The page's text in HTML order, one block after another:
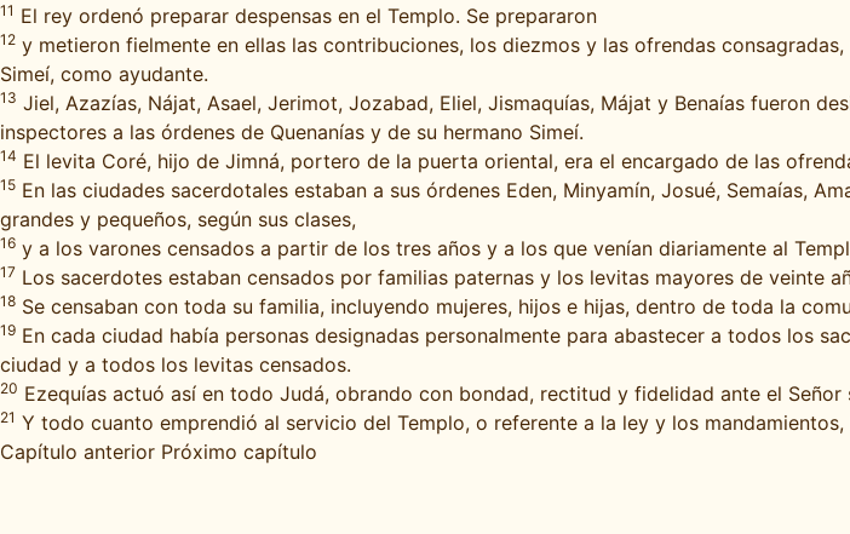
11 El rey ordenó preparar despensas en el Templo. Se prepararon
12 y metieron fielmente en ellas las contribuciones, los diezmos y las ofrendas
Simeí, como ayudante.
13 Jiel, Azazías, Nájat, Asael, Jerimot, Jozabad, Eliel, Jismaquías, Májat y Benaías fueron
inspectores a las órdenes de Quenanías y de su hermano Simeí.
14 El levita Coré, hijo de Jimná, portero de la puerta oriental, era el encargado de las
15 En las ciudades sacerdotales estaban a sus órdenes Eden, Minyamín, Josué, Semaías,
grandes y pequeños, según sus clases,
16 y a los varones censados a partir de los tres años y a los que venían diariamente al
17 Los sacerdotes estaban censados por familias paternas y los levitas mayores de veinte
18 Se censaban con toda su familia, incluyendo mujeres, hijos e hijas, dentro de toda la
19 En cada ciudad había personas designadas personalmente para abastecer a todos los
ciudad y a todos los levitas censados.
20 Ezequías actuó así en todo Judá, obrando con bondad, rectitud y fidelidad ante el Señor
21 Y todo cuanto emprendió al servicio del Templo, o referente a la ley y los
Capítulo anterior Próximo capítulo